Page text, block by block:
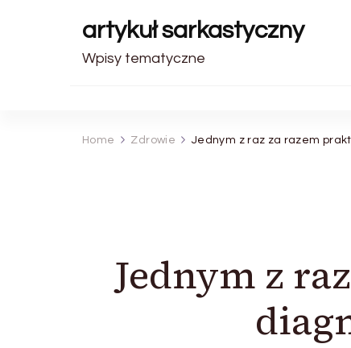
artykuł sarkastyczny
Wpisy tematyczne
Home Zdrowie Jednym z raz za razem
Jednym z